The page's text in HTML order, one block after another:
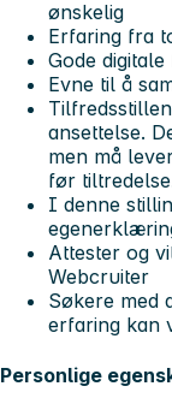
ønskelig
Erfaring fra
Gode
Evne til å
ansettelse.
men må
før
I denne
Attester og
Webcruiter
Søkere med
erfaring kan
Personlige